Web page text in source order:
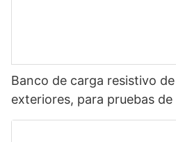
Banco de carga resistivo
exteriores, para pruebas